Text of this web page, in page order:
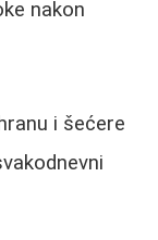
nakon
i šećere